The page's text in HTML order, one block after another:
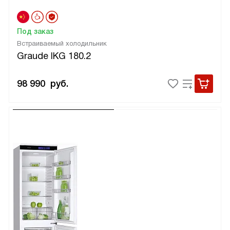
Встраиваемый холодильник
Graude IKG 180.2
Под заказ
98 990 руб.